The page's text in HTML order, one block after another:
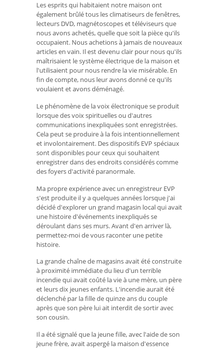
Les esprits qui habitaient notre maison ont
également brûlé tous les climatiseurs de fenêtres,
lecteurs DVD, magnétoscopes et téléviseurs que
nous avons achetés, quelle que soit la pièce qu'ils
occupaient. Nous achetions à jamais de nouveaux
articles en vain. Il est devenu clair pour nous qu'ils
maîtrisaient le système électrique de la maison et
l'utilisaient pour nous rendre la vie misérable. En
fin de compte, nous leur avons donné ce qu'ils
voulaient et avons déménagé.
Le phénomène de la voix électronique se produit
lorsque des voix spirituelles ou d'autres
communications inexpliquées sont enregistrées.
Cela peut se produire à la fois intentionnellement
et involontairement. Des dispositifs EVP spéciaux
sont disponibles pour ceux qui souhaitent
enregistrer dans des endroits considérés comme
des foyers d'activité paranormale.
Ma propre expérience avec un enregistreur EVP
s'est produite il y a quelques années lorsque j'ai
décidé d'explorer un grand magasin local qui avait
une histoire d'événements inexpliqués se
déroulant dans ses murs. Avant d'en arriver là,
permettez-moi de vous raconter une petite
histoire.
La grande chaîne de magasins avait été construite
à proximité immédiate du lieu d'un terrible
incendie qui avait coûté la vie à une mère, un père
et leurs dix jeunes enfants. L'incendie aurait été
déclenché par la fille de quinze ans du couple
après que son père lui ait interdit de sortir avec
son cousin.
Il a été signalé que la jeune fille, avec l'aide de son
jeune frère, avait aspergé la maison d'essence